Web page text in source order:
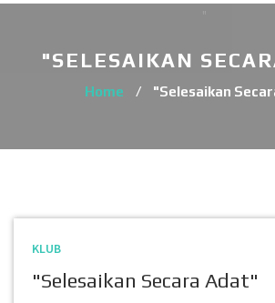
"SELESAIKAN
Home / "Selesaikan
KLUB
"Selesaikan Secara Adat"